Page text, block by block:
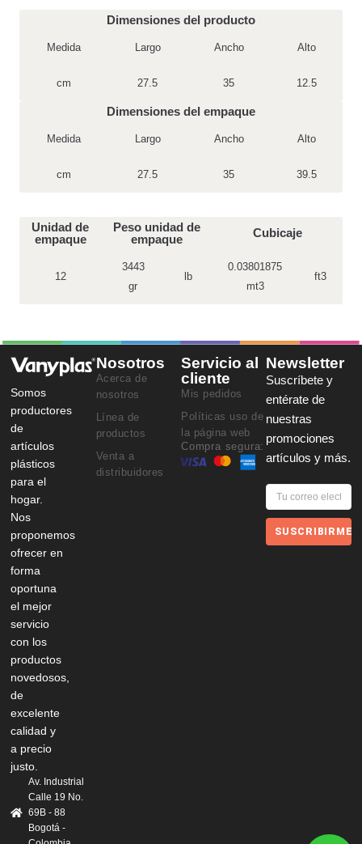
Dimensiones del producto
Medida Largo Ancho Alto
cm 27.5 35 12.5
Dimensiones del empaque
Medida Largo Ancho Alto
cm 27.5 35 39.5
Unidad de
empaque
Peso unidad de
empaque
Cubicaje
12
3443
gr
lb
0.03801875
mt3
ft3
Somos
productores
de
artículos
plásticos
para el
hogar.
Nos
proponemos
ofrecer en
forma
oportuna
el mejor
servicio
con los
productos
novedosos,
de
excelente
calidad y
a precio
justo.
Av. Industrial
Calle 19 No.
69B - 88
Bogotá -
Nosotros
Acerca de
nosotros
Línea de
productos
Venta a
distribuidores
Servicio al
cliente
Mis pedidos
Políticas uso de
la página web
Compra segura:
Newsletter
Suscríbete y
entérate de
nuestras
promociones
artículos y más.
SUSCRIBIRME